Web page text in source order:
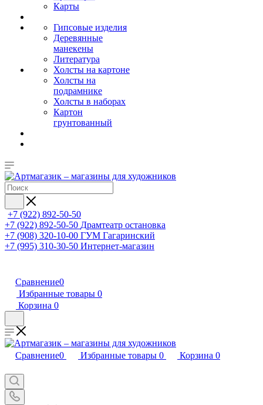
Карты
Гипсовые изделия
Деревянные
манекены
Литература
Холсты на картоне
Холсты на
подрамнике
Холсты в наборах
Картон
грунтованный
+7 (922) 892-50-50
+7 (922) 892-50-50 Драмтеатр остановка
+7 (908) 320-10-00 ГУМ Гагаринский
+7 (995) 310-30-50 Интернет-магазин
Сравнение0
Избранные товары 0
Корзина 0
Сравнение0 Избранные товары 0 Корзина 0